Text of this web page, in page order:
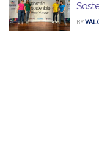
BY